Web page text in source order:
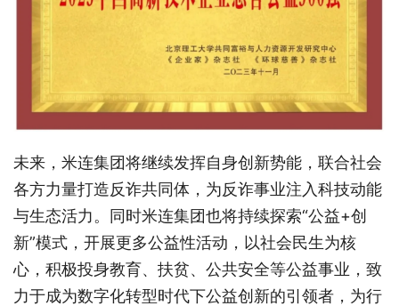
未来，米连集团将继续发挥自身创新势能，联合社会
各方力量打造反诈共同体，为反诈事业注入科技动能
与生态活力。同时米连集团也将持续探索“公益+创
新”模式，开展更多公益性活动，以社会民生为核
心，积极投身教育、扶贫、公共安全等公益事业，致
力于成为数字化转型时代下公益创新的引领者，为行